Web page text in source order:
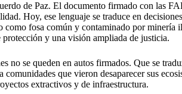
de Paz. El documento firmado con las
Hoy, ese lenguaje se traduce en
como fosa común y contaminado por minería
y una visión ampliada de justicia.
no se queden en autos firmados. Que se
que vieron desaparecer sus
extractivos y de infraestructura.